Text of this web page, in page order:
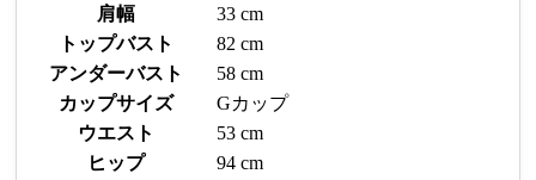
肩幅
33 cm
トップバスト
82 cm
アンダーバスト
58 cm
カップサイズ
Gカップ
ウエスト
53 cm
ヒップ
94 cm